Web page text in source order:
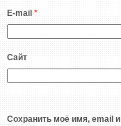
E-mail *
Сайт
Сохранить моё имя, email